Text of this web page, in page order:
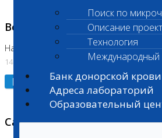
Поиск по
Описание
Технология
Международный
Банк донорской крови
Адреса лабораторий
Образовательный
Возобновлено выполнение
На Нагорной (Код 157)
14.07.2026
Подробнее
Санитарный день